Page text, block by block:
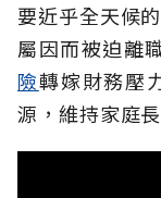
要近乎全天候
屬因而被迫離
險轉嫁財務壓
源，維持家庭